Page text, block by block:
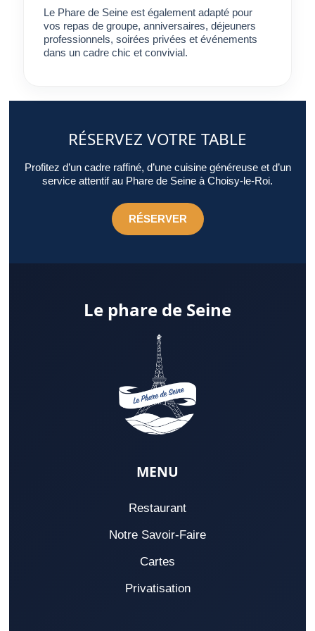
celui qui répond pleinement aux attentes.
Le Phare de Seine est également adapté pour
vos repas de groupe, anniversaires, déjeuners
professionnels, soirées privées et événements
dans un cadre chic et convivial.
RÉSERVEZ VOTRE TABLE
Profitez d’un cadre raffiné, d’une cuisine généreuse et d’un
service attentif au Phare de Seine à Choisy-le-Roi.
RÉSERVER
Le phare de Seine
MENU
Restaurant
Notre Savoir-Faire
Cartes
Privatisation